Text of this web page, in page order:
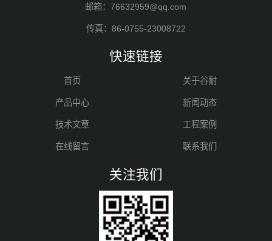
邮箱：76632959@qq.com
传真：86-0755-23008722
快速链接
首页 关于谷耐
产品中心 新闻动态
技术文章 工程案例
在线留言 联系我们
关注我们